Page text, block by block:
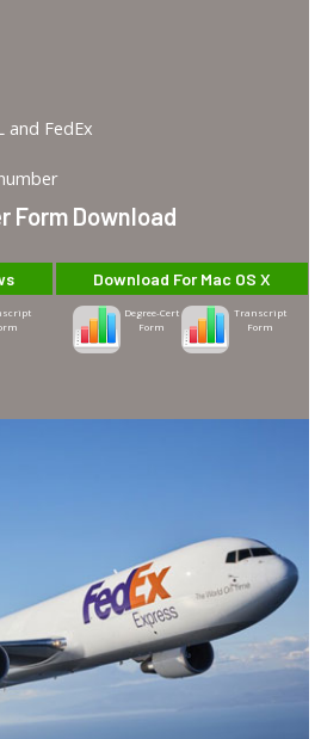
and FedEx
Form Download
Download For Mac OS X
Degree-Cert
Form
Transcript
Form